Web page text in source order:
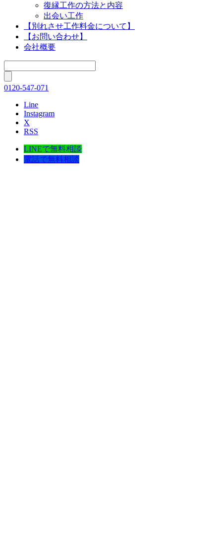
復縁工作の方法と内容
出会い工作
【別れさせ工作料金について】
【お問い合わせ】
会社概要
0120-547-071
Line
Instagram
X
RSS
LINEで無料相談
電話で無料相談